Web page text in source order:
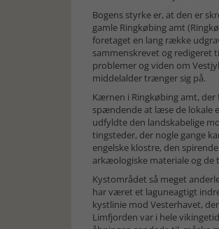
Bogens styrke er, at den er
gamle Ringkøbing amt
foretaget en lang række
sammenskrevet og redigeret
problemer og viden om
middelalder trænger sig på.
Kærnen i Ringkøbing amt,
spændende at læse de lokale
udfyldte den landskabelige
tingsteder, der nogle gange
engelske klostre, den
arkæologiske materiale og de
Kystområdet så meget
har været et laguneagtigt
kystlinie mod Vesterhavet,
Limfjorden var i hele